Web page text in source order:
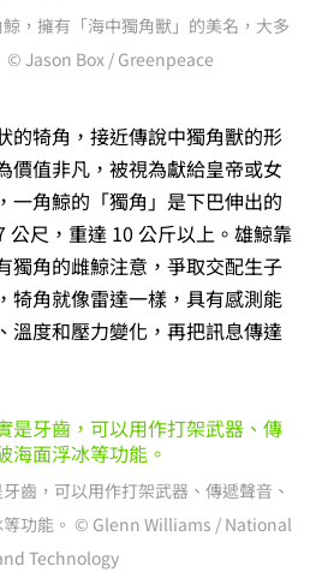
，擁有「海中獨角獸」的美名，大多
© Jason Box / Greenpeace
的犄角，接近傳說中獨角獸的形
價值非凡，被視為獻給皇帝或女
一角鯨的「獨角」是下巴伸出的
公尺，重達 10 公斤以上。雄鯨靠
獨角的雌鯨注意，爭取交配生子
犄角就像雷達一樣，具有感測能
溫度和壓力變化，再把訊息傳達
齒，可以用作打架武器、傳遞聲音、
等功能。 © Glenn Williams / National
Technology